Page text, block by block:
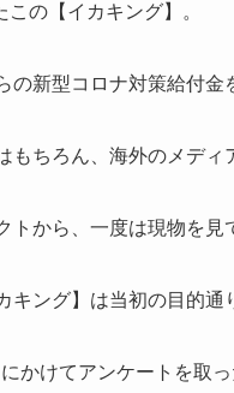
の【イカキング】。
の新型コロナ対策給付
もちろん、海外のメデ
トから、一度は現物を
キング】は当初の目的
かけてアンケートを取